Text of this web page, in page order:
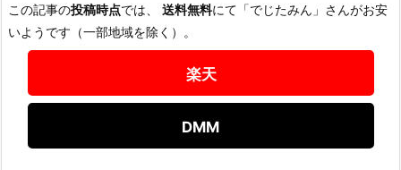
この記事の投稿時点では、 送料無料にて「でじたみん」さんがお安
いようです（一部地域を除く）。
楽天
DMM